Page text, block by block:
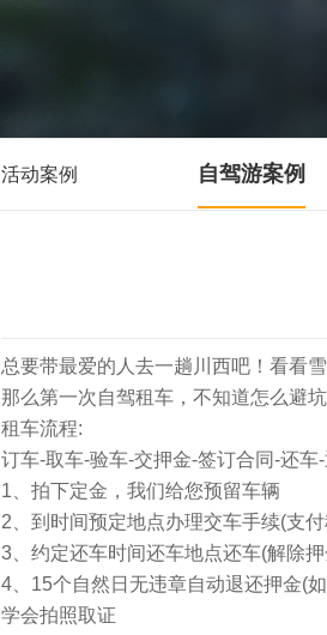
活动案例 自驾游案例
总要带最爱的人去一趟川西吧！看看
那么第一次自驾租车，不知道怎么避
租车流程:
订车-取车-验车-交押金-签订合同-还车
1、拍下定金，我们给您预留车辆
2、到时间预定地点办理交车手续(支
3、约定还车时间还车地点还车(解除
4、15个自然日无违章自动退还押金(
学会拍照取证